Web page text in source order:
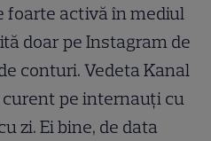
foarte activă în mediul
doar pe Instagram de
conturi. Vedeta Kanal
pe internauți cu
zi. Ei bine, de data